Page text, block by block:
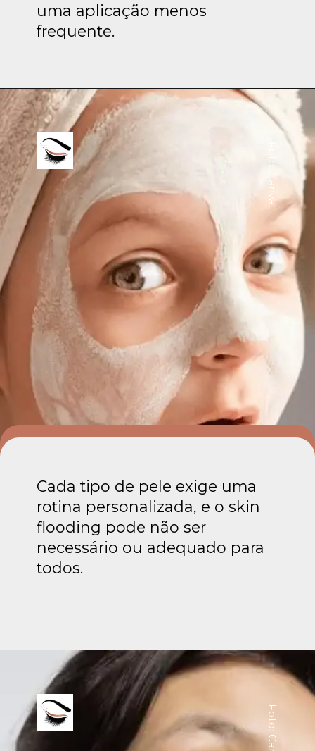
uma aplicação menos
frequente.
Cada tipo de pele exige uma
rotina personalizada, e o skin
flooding pode não ser
necessário ou adequado para
todos.
Foto: Canva
Foto: Canva